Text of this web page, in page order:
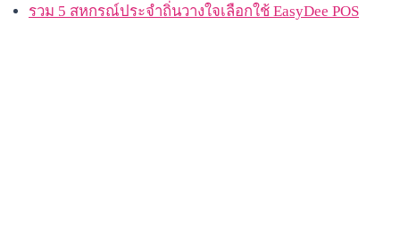
รวม 5 สหกรณ์ประจำถิ่นวางใจเลือกใช้ EasyDee POS